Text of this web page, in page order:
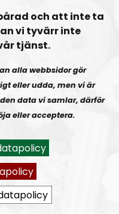
2025-12-23
2023
och att inte ta
vi tyvärr inte
tjänst.
alla webbsidor gör
eller udda, men vi är
data vi samlar, därför
eller acceptera.